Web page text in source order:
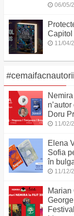
06/05/
11/04/
#cemaifacnautorii
Doru
11/02/
Elena
Sofia
în
11/12/
Marian